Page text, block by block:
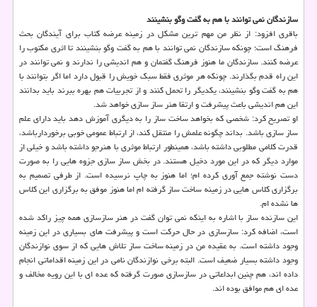
سازندگان نمی توانند با هم به گفت وگو بنشینند
باقری افزود: از نظر من مهم ترین مشكل در زمینه عرضه كتاب برای آیندگان بحث
فرهنگ است؛ چونكه سازندگان نمی توانند با هم به گفت وگو بنشینند تا اثری مكتوب را
عرضه كنند. سازندگان ما هنوز فرهنگ گفتمان و هم اندیشی را ندارند و نمی توانند در
این راه قدم بگذارند. چونكه هر موثری فقط سبك خویش را قبول دارد اما اگر بتوانند با
هم به گفت وگو بنشینند، یكدیگر را تحمل كنند و از تجربیات هم بهره ببرند باید بدانند
این هم اندیشی باعث پیشرفت و ارتقا هنر ساز سازی خواهد شد.
او تصریح كرد: شخصی كه بخواهد ساخت ساز را به دیگری آموزش دهد باید دارای علم
ساز سازی باشد. بداند چگونه علمش را منتقل كند، از ارتباط عمومی خوبی برخوردارباشد،
قدرت كلامی مطلوبی داشته باشد، همینطور ارتباط موثری با هنرجو داشته باشد و خیلی از
موارد دیگر كه در این مورد دخیل هستند. در بخش ساز سازی جزوه هایی را به صورت
دست نوشته جمع آوری كرده ام؛ اما هنوز به چاپ نرسیده است. از طرفی تصمیم به
برگزاری كلاس هایی در زمینه ساخت ساز گرفته ام اما هنوز موفق به برگزاری این كلاس
ها نشده ام.
این سازنده ساز با اشاره به اینكه نمی توان گفت در هنر سازسازی همه چیز راكد شده
است، اضافه كرد: سازسازی در حال حركت است و پیشرفت های بسیاری در این زمینه
وجود داشته است. به عقیده من در زمینه ساخت ساز تلاش هایی كه از سوی نوازندگان
وجود داشته بسیار ضعیف است. البته برخی نوازندگان نامی در این زمینه اقداماتی انجام
داده اند، هم چنین ابداعاتی در سازسازی صورت گرفته كه عده ای با این رویه مخالف و
عده ای هم موافق بوده اند.